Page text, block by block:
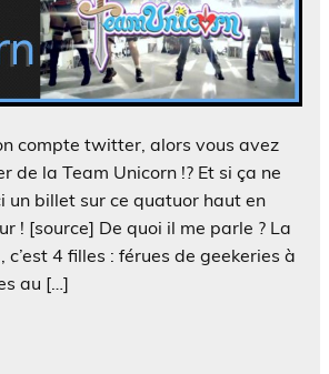
compte twitter, alors vous avez
de la Team Unicorn !? Et si ça ne
un billet sur ce quatuor haut en
! [source] De quoi il me parle ? La
c’est 4 filles : férues de geekeries à
au […]